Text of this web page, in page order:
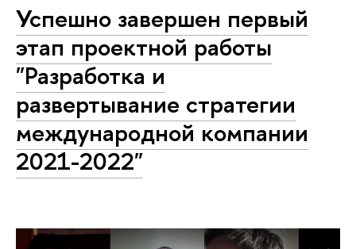
Успешно завершен первый
этап проектной работы
"Разработка и
развертывание стратегии
международной компании
2021-2022"